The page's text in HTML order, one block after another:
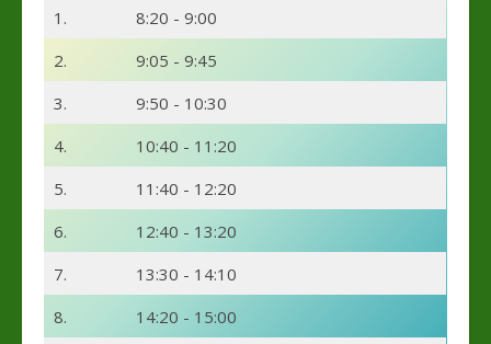
1.
8:20 - 9:00
2.
9:05 - 9:45
3.
9:50 - 10:30
4.
10:40 - 11:20
5.
11:40 - 12:20
6.
12:40 - 13:20
7.
13:30 - 14:10
8.
14:20 - 15:00